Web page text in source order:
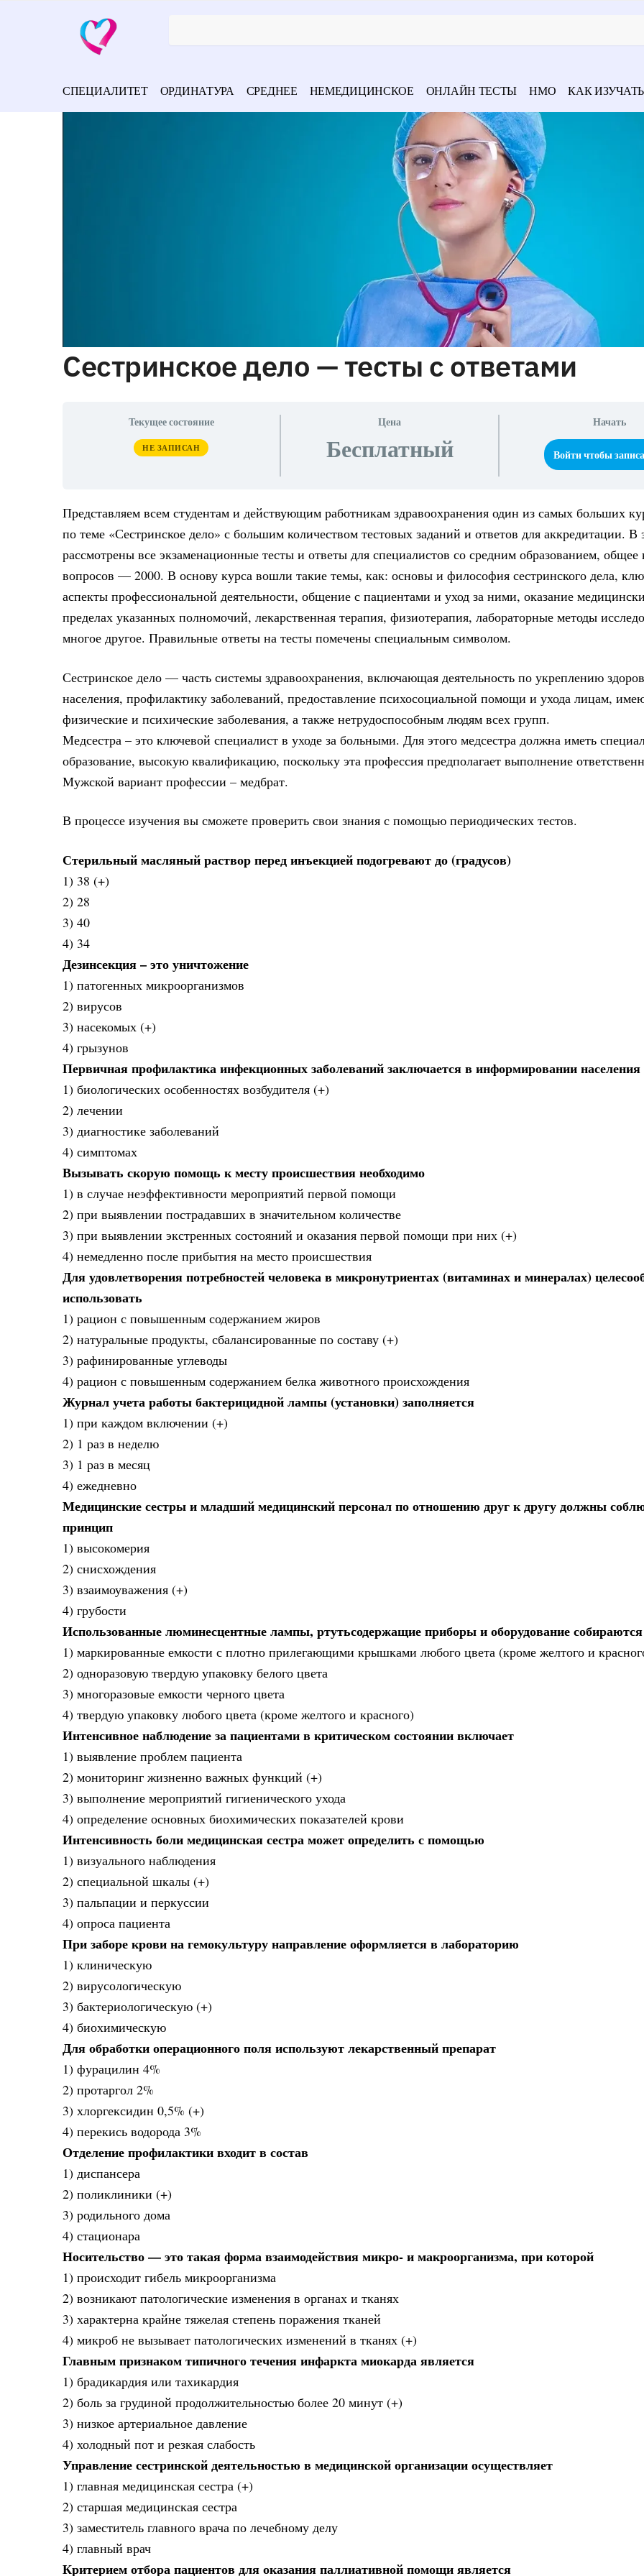
СПЕЦИАЛИТЕТ ОРДИНАТУРА СРЕДНЕЕ НЕМЕДИЦИНСКОЕ ОНЛАЙН ТЕСТЫ НМО КАК ИЗУЧАТЬ
Сестринское дело — тесты с ответами
Текущее состояние
НЕ ЗАПИСАН
Цена
Бесплатный
Начать
Войти чтобы
Представляем всем студентам и действующим работникам здравоохранения один из самых больших
по теме «Сестринское дело» с большим количеством тестовых заданий и ответов для аккредитации. В
рассмотрены все экзаменационные тесты и ответы для специалистов со средним образованием, общее
вопросов — 2000. В основу курса вошли такие темы, как: основы и философия сестринского дела,
аспекты профессиональной деятельности, общение с пациентами и уход за ними, оказание
пределах указанных полномочий, лекарственная терапия, физиотерапия, лабораторные методы
многое другое. Правильные ответы на тесты помечены специальным символом.
Сестринское дело — часть системы здравоохранения, включающая деятельность по укреплению
населения, профилактику заболеваний, предоставление психосоциальной помощи и ухода лицам,
физические и психические заболевания, а также нетрудоспособным людям всех групп.
Медсестра – это ключевой специалист в уходе за больными. Для этого медсестра должна иметь
образование, высокую квалификацию, поскольку эта профессия предполагает выполнение
Мужской вариант профессии – медбрат.
В процессе изучения вы сможете проверить свои знания с помощью периодических тестов.
Стерильный масляный раствор перед инъекцией подогревают до (градусов)
1) 38 (+)
2) 28
3) 40
4) 34
Дезинсекция – это уничтожение
1) патогенных микроорганизмов
2) вирусов
3) насекомых (+)
4) грызунов
Первичная профилактика инфекционных заболеваний заключается в информировании населения
1) биологических особенностях возбудителя (+)
2) лечении
3) диагностике заболеваний
4) симптомах
Вызывать скорую помощь к месту происшествия необходимо
1) в случае неэффективности мероприятий первой помощи
2) при выявлении пострадавших в значительном количестве
3) при выявлении экстренных состояний и оказания первой помощи при них (+)
4) немедленно после прибытия на место происшествия
Для удовлетворения потребностей человека в микронутриентах (витаминах и минералах)
использовать
1) рацион с повышенным содержанием жиров
2) натуральные продукты, сбалансированные по составу (+)
3) рафинированные углеводы
4) рацион с повышенным содержанием белка животного происхождения
Журнал учета работы бактерицидной лампы (установки) заполняется
1) при каждом включении (+)
2) 1 раз в неделю
3) 1 раз в месяц
4) ежедневно
Медицинские сестры и младший медицинский персонал по отношению друг к другу должны
принцип
1) высокомерия
2) снисхождения
3) взаимоуважения (+)
4) грубости
Использованные люминесцентные лампы, ртутьсодержащие приборы и оборудование
1) маркированные емкости с плотно прилегающими крышками любого цвета (кроме желтого и
2) одноразовую твердую упаковку белого цвета
3) многоразовые емкости черного цвета
4) твердую упаковку любого цвета (кроме желтого и красного)
Интенсивное наблюдение за пациентами в критическом состоянии включает
1) выявление проблем пациента
2) мониторинг жизненно важных функций (+)
3) выполнение мероприятий гигиенического ухода
4) определение основных биохимических показателей крови
Интенсивность боли медицинская сестра может определить с помощью
1) визуального наблюдения
2) специальной шкалы (+)
3) пальпации и перкуссии
4) опроса пациента
При заборе крови на гемокультуру направление оформляется в лабораторию
1) клиническую
2) вирусологическую
3) бактериологическую (+)
4) биохимическую
Для обработки операционного поля используют лекарственный препарат
1) фурацилин 4%
2) протаргол 2%
3) хлоргексидин 0,5% (+)
4) перекись водорода 3%
Отделение профилактики входит в состав
1) диспансера
2) поликлиники (+)
3) родильного дома
4) стационара
Носительство — это такая форма взаимодействия микро- и макроорганизма, при которой
1) происходит гибель микроорганизма
2) возникают патологические изменения в органах и тканях
3) характерна крайне тяжелая степень поражения тканей
4) микроб не вызывает патологических изменений в тканях (+)
Главным признаком типичного течения инфаркта миокарда является
1) брадикардия или тахикардия
2) боль за грудиной продолжительностью более 20 минут (+)
3) низкое артериальное давление
4) холодный пот и резкая слабость
Управление сестринской деятельностью в медицинской организации осуществляет
1) главная медицинская сестра (+)
2) старшая медицинская сестра
3) заместитель главного врача по лечебному делу
4) главный врач
Критерием отбора пациентов для оказания паллиативной помощи является